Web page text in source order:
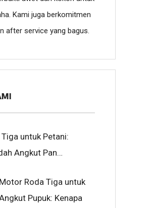
Kami juga berkomitmen
after service yang bagus.
untuk Petani:
Angkut Pan…
Motor Roda Tiga untuk
Pupuk: Kenapa